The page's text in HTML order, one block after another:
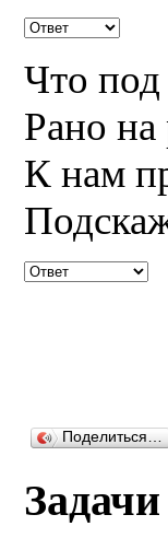
Что
Рано на
К нам
Поделиться…